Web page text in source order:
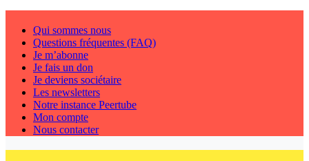
Qui sommes nous
Questions fréquentes (FAQ)
Je m’abonne
Je fais un don
Je deviens sociétaire
Les newsletters
Notre instance Peertube
Mon compte
Nous contacter